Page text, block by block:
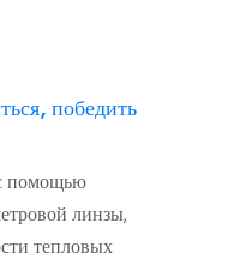
победить
помощью
линзы,
тепловых